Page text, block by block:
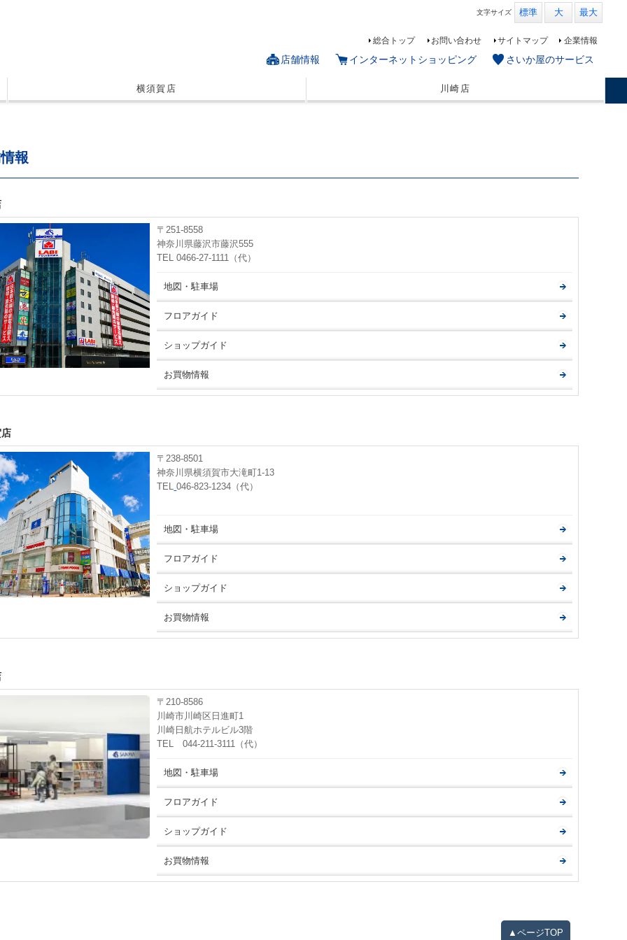
文字サイズ 標準 大 最大
総合トップ お問い合わせ サイトマップ 企業情報
店舗情報 インターネットショッピング さいか屋のサービス
横須賀店 川崎店
報
〒251-8558
神奈川県藤沢市藤沢555
TEL 0466-27-1111（代）
地図・駐車場
フロアガイド
ショップガイド
お買物情報
〒238-8501
神奈川県横須賀市大滝町1-13
TEL 046-823-1234（代）
地図・駐車場
フロアガイド
ショップガイド
お買物情報
〒210-8586
川崎市川崎区日進町1
川崎日航ホテルビル3階
TEL 044-211-3111（代）
地図・駐車場
フロアガイド
ショップガイド
お買物情報
▲ページTOP